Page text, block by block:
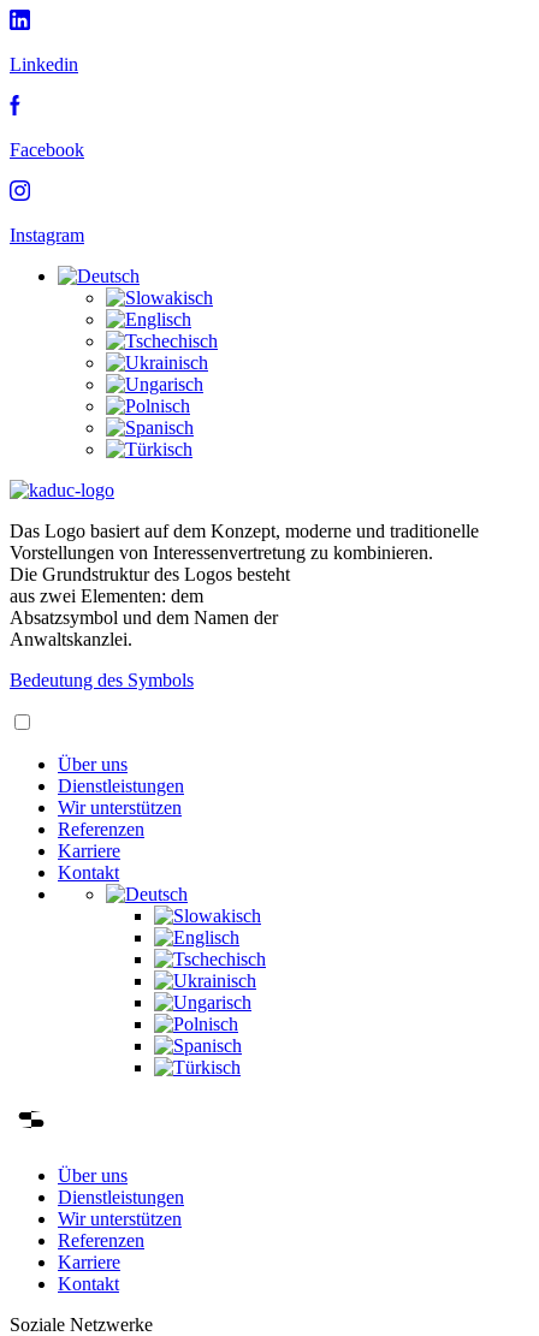
Linkedin
Facebook
Instagram
Das Logo basiert auf dem Konzept, moderne und traditionelle
Vorstellungen von Interessenvertretung zu kombinieren.
Die Grundstruktur des Logos besteht
aus zwei Elementen: dem
Absatzsymbol und dem Namen der
Anwaltskanzlei.
Bedeutung des Symbols
Über uns
Dienstleistungen
Wir unterstützen
Referenzen
Karriere
Kontakt
Über uns
Dienstleistungen
Wir unterstützen
Referenzen
Karriere
Kontakt
Soziale Netzwerke